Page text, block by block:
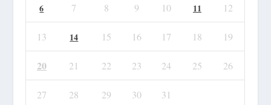
6 7 8 9 10 11 12
13 14 15 16 17 18 19
20 21 22 23 24 25 26
27 28 29 30
31